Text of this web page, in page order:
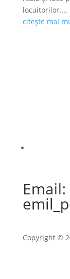
locuitorilor....
citește mai
Email:
Copyright ©